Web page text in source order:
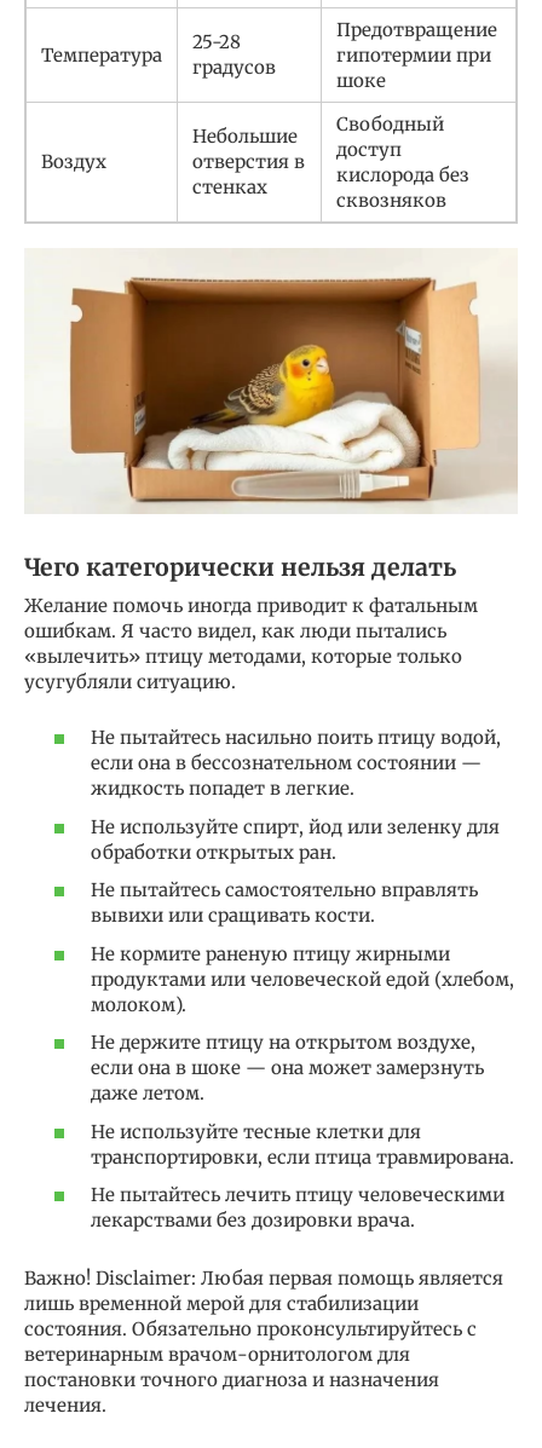
Температура
25-28
градусов
Предотвращение
гипотермии при
шоке
Воздух
Небольшие
отверстия в
стенках
Свободный
доступ
кислорода без
сквозняков
Чего категорически нельзя делать
Желание помочь иногда приводит к фатальным
ошибкам. Я часто видел, как люди пытались
«вылечить» птицу методами, которые только
усугубляли ситуацию.
Не пытайтесь насильно поить птицу водой,
если она в бессознательном состоянии —
жидкость попадет в легкие.
Не используйте спирт, йод или зеленку для
обработки открытых ран.
Не пытайтесь самостоятельно вправлять
вывихи или сращивать кости.
Не кормите раненую птицу жирными
продуктами или человеческой едой (хлебом,
молоком).
Не держите птицу на открытом воздухе,
если она в шоке — она может замерзнуть
даже летом.
Не используйте тесные клетки для
транспортировки, если птица травмирована.
Не пытайтесь лечить птицу человеческими
лекарствами без дозировки врача.
Важно! Disclaimer: Любая первая помощь является
лишь временной мерой для стабилизации
состояния. Обязательно проконсультируйтесь с
ветеринарным врачом-орнитологом для
постановки точного диагноза и назначения
лечения.